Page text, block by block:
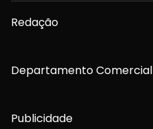
Redação
Departamento Comercial
Publicidade